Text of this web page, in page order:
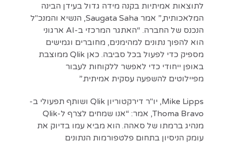
לתוצאות אמיתיות בקנה מידה גדול בעידן הבינה
המלאכותית,” אמר Saugata Saha, הנשיא והמנכ"ל
הנכנס של החברה. “האתגר המרכזי ב-AI ארגוני
הוא להפוך נתונים למהימנים, מחוברים וגמישים
מספיק כדי לפעול בכל סביבה. כאן Qlik ממוצבת
באופן ייחודי כדי לאפשר ללקוחות לעבור
מפיילוטים להשפעה עסקית אמיתית.”
Mike Lipps, יו"ר דירקטוריון Qlik ושותף תפעולי ב-
Thoma Bravo, אמר: “אנו שמחים לצרף ל-Qlik
מנהיג ברמתו של סאהה. הוא מביא עמו בדיוק את
עומק הניסיון בתחום פלטפורמות הנתונים